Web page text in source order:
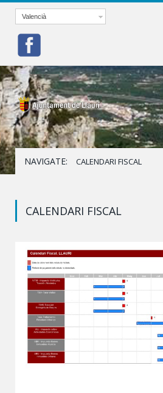
Valencià
NAVIGATE: CALENDARI FISCAL
CALENDARI FISCAL